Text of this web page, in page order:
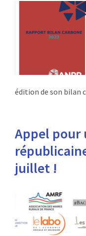
édition de son bilan
Appel pour
juillet !